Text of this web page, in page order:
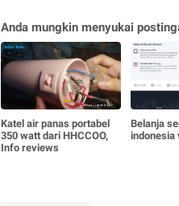
Anda mungkin menyukai
Katel air panas portabel
350 watt dari HHCCOO,
Info reviews
Belanja
indonesia